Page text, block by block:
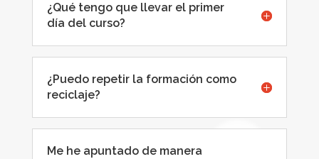
¿Qué tengo que llevar el primer
día del curso?
¿Puedo repetir la formación como
reciclaje?
Me he apuntado de manera